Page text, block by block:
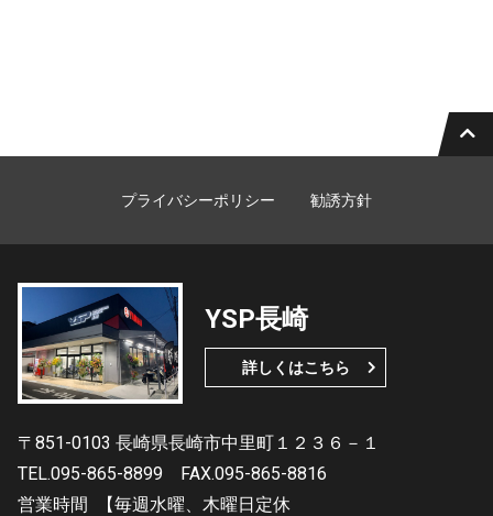
プライバシーポリシー 勧誘方針
YSP長崎
詳しくはこちら
〒851-0103 長崎県長崎市中里町１２３６－１
TEL.095-865-8899
FAX.095-865-8816
営業時間
【毎週水曜、木曜日定休